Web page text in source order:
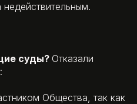
недействительным.
суды? Отказали
Общества, так как